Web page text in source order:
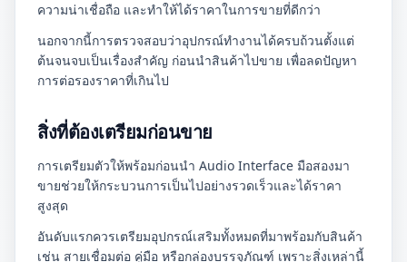
ความน่าเชื่อถือ และทำให้ได้ราคาในการขายที่ดีกว่า
นอกจากนี้การตรวจสอบว่าอุปกรณ์ทำงานได้ครบถ้วนตั้งแต่
ต้นจนจบเป็นเรื่องสำคัญ ก่อนนำสินค้าไปขาย เพื่อลดปัญหา
การต่อรองราคาที่เกินไป
สิ่งที่ต้องเตรียมก่อนขาย
การเตรียมตัวให้พร้อมก่อนนำ Audio Interface มือสองมา
ขายช่วยให้กระบวนการเป็นไปอย่างรวดเร็วและได้ราคา
สูงสุด
อันดับแรกควรเตรียมอุปกรณ์เสริมทั้งหมดที่มาพร้อมกับสินค้า
เช่น สายเชื่อมต่อ คู่มือ หรือกล่องบรรจุภัณฑ์ เพราะสิ่งเหล่านี้